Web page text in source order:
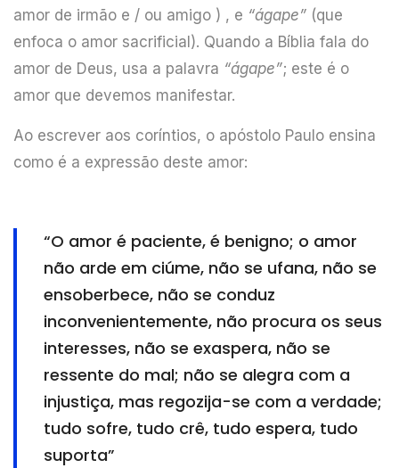
amor de irmão e / ou amigo ) , e “ágape” (que
enfoca o amor sacrificial). Quando a Bíblia fala do
amor de Deus, usa a palavra “ágape”; este é o
amor que devemos manifestar.
Ao escrever aos coríntios, o apóstolo Paulo ensina
como é a expressão deste amor:
“O amor é paciente, é benigno; o amor
não arde em ciúme, não se ufana, não se
ensoberbece, não se conduz
inconvenientemente, não procura os seus
interesses, não se exaspera, não se
ressente do mal; não se alegra com a
injustiça, mas regozija-se com a verdade;
tudo sofre, tudo crê, tudo espera, tudo
suporta”